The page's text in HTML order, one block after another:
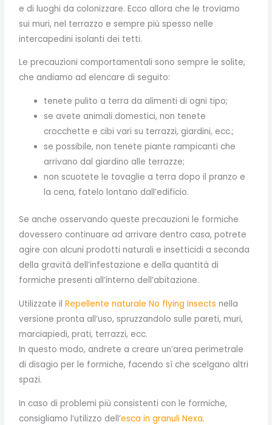
e di luoghi da colonizzare. Ecco allora che le troviamo
sui muri, nel terrazzo e sempre più spesso nelle
intercapedini isolanti dei tetti.
Le precauzioni comportamentali sono sempre le solite,
che andiamo ad elencare di seguito:
tenete pulito a terra da alimenti di ogni tipo;
se avete animali domestici, non tenete
crocchette e cibi vari su terrazzi, giardini, ecc.;
se possibile, non tenete piante rampicanti che
arrivano dal giardino alle terrazze;
non scuotete le tovaglie a terra dopo il pranzo e
la cena, fatelo lontano dall’edificio.
Se anche osservando queste precauzioni le formiche
dovessero continuare ad arrivare dentro casa, potrete
agire con alcuni prodotti naturali e insetticidi a seconda
della gravità dell’infestazione e della quantità di
formiche presenti all’interno dell’abitazione.
Utilizzate ilRepellente naturale No flying Insects nella
versione pronta all’uso, spruzzandolo sulle pareti, muri,
marciapiedi, prati, terrazzi, ecc.
In questo modo, andrete a creare un’area perimetrale
di disagio per le formiche, facendo sì che scelgano altri
spazi.
In caso di problemi più consistenti con le formiche,
consigliamo l’utilizzo dell’esca in granuli Nexa.